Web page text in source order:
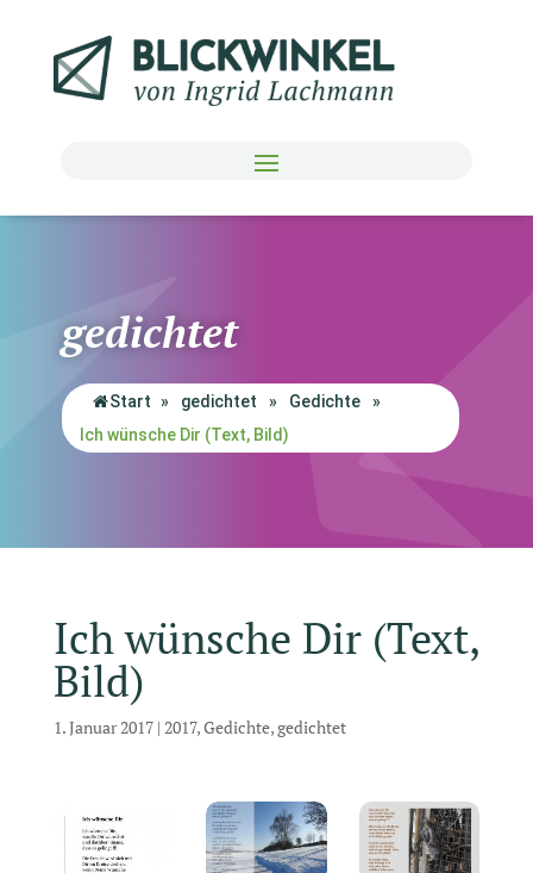
gedichtet
Start » gedichtet » Gedichte
»
Ich wünsche Dir (Text, Bild)
Ich wünsche Dir (Text,
Bild)
1. Januar 2017| 2017,Gedichte,gedichtet